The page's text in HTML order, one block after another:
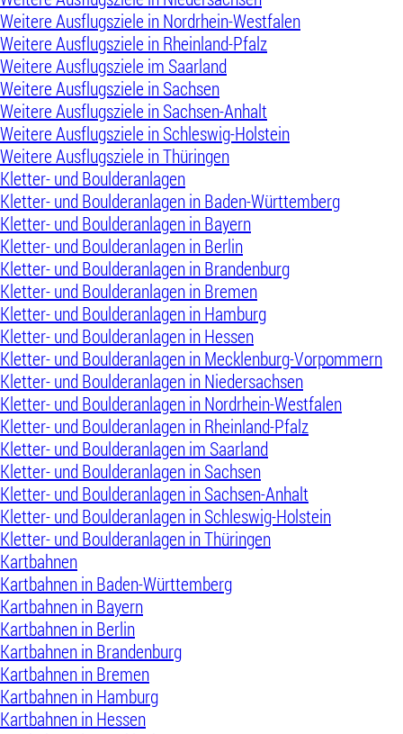
Weitere Ausflugsziele in Nordrhein-Westfalen
Weitere Ausflugsziele in Rheinland-Pfalz
Weitere Ausflugsziele im Saarland
Weitere Ausflugsziele in Sachsen
Weitere Ausflugsziele in Sachsen-Anhalt
Weitere Ausflugsziele in Schleswig-Holstein
Weitere Ausflugsziele in Thüringen
Kletter- und Boulderanlagen
Kletter- und Boulderanlagen in Baden-Württemberg
Kletter- und Boulderanlagen in Bayern
Kletter- und Boulderanlagen in Berlin
Kletter- und Boulderanlagen in Brandenburg
Kletter- und Boulderanlagen in Bremen
Kletter- und Boulderanlagen in Hamburg
Kletter- und Boulderanlagen in Hessen
Kletter- und Boulderanlagen in Mecklenburg-Vorpommern
Kletter- und Boulderanlagen in Niedersachsen
Kletter- und Boulderanlagen in Nordrhein-Westfalen
Kletter- und Boulderanlagen in Rheinland-Pfalz
Kletter- und Boulderanlagen im Saarland
Kletter- und Boulderanlagen in Sachsen
Kletter- und Boulderanlagen in Sachsen-Anhalt
Kletter- und Boulderanlagen in Schleswig-Holstein
Kletter- und Boulderanlagen in Thüringen
Kartbahnen
Kartbahnen in Baden-Württemberg
Kartbahnen in Bayern
Kartbahnen in Berlin
Kartbahnen in Brandenburg
Kartbahnen in Bremen
Kartbahnen in Hamburg
Kartbahnen in Hessen